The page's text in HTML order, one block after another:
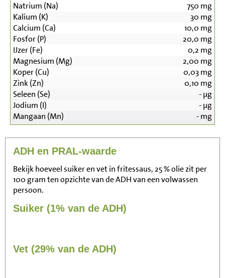
Natrium (Na) 750 mg
Kalium (K)
30 mg
Calcium (Ca)
10,0 mg
Fosfor (P)
20,0 mg
IJzer (Fe)
0,2 mg
Magnesium (Mg)
2,00 mg
Koper (Cu)
0,03mg
Zink (Zn)
0,10 mg
Seleen (Se)
-µg
Jodium (I)
-µg
Mangaan (Mn)
-mg
ADH en PRAL-waarde
Bekijk hoeveel suiker en vet in fritessaus, 25 % olie zit per
100 gram ten opzichte van de ADH van een volwassen
persoon.
Suiker (1% van de ADH)
Vet (29% van de ADH)